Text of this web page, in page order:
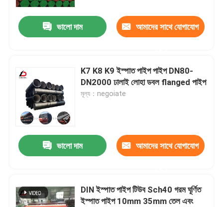
ভালো দাম আমাদের সাথে যোগাযোগ
K7 K8 K9 ইস্পাত পাইপ পাইপ DN80-
DN2000 ঢালাই লোহা ডবল flanged পাইপ
মূল্য：negoiate
ভালো দাম আমাদের সাথে যোগাযোগ
DIN ইস্পাত পাইপ টিউব Sch40 গরম ঘূর্ণিত
ইস্পাত পাইপ 10mm 35mm তেল এবং